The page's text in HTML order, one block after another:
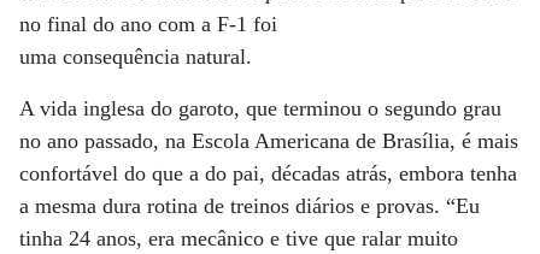
no final do ano com a F-1 foi
uma consequência natural.
A vida inglesa do garoto, que terminou o segundo grau
no ano passado, na Escola Americana de Brasília, é mais
confortável do que a do pai, décadas atrás, embora tenha
a mesma dura rotina de treinos diários e provas. “Eu
tinha 24 anos, era mecânico e tive que ralar muito